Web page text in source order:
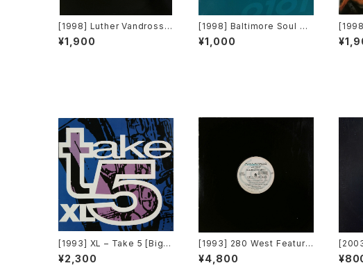
[1998] Luther Vandross –
Are You Using Me / Night
s In Harlem [Crossing M
¥1,900
[1998] Baltimore Soul Tr
ee – Hope In Your Soul [V
elocity Recordings]
¥1,000
ng
cial
[1993] XL – Take 5 [Big T
ime International]
¥2,300
[1993] 280 West Featurin
g Diamond Temple – Lov
e's Masquerade [Kaleidi
¥4,800
ou
La